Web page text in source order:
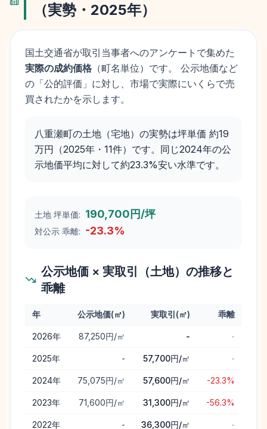
（実勢・ 2025年）
国土交通省が取引当事者へのアンケートで集めた
実際の成約価格 （町名単位）です。 公示地価など
の「公的評価」に対し、市場で実際にいくらで売
買されたかを示します。
八重瀬町の土地（宅地）の実勢は坪単価 約19
万円（2025年・11件）です。同じ2024年の公
示地価平均に対して約23.3%安い水準です。
土地 坪単価: 190,700円/坪
対公示 乖離: -23.3%
公示地価 × 実取引（土地）の推移と
乖離
年 公示地価(㎡) 実取引(㎡) 乖離
2026年 87,250円/㎡ - -
2025年 - 57,700円/㎡ -
2024年 75,075円/㎡ 57,600円/㎡ -23.3%
2023年 71,600円/㎡ 31,300円/㎡ -56.3%
2022年 - 36,300円/㎡ -